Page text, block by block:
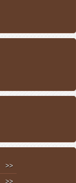
>>
>>